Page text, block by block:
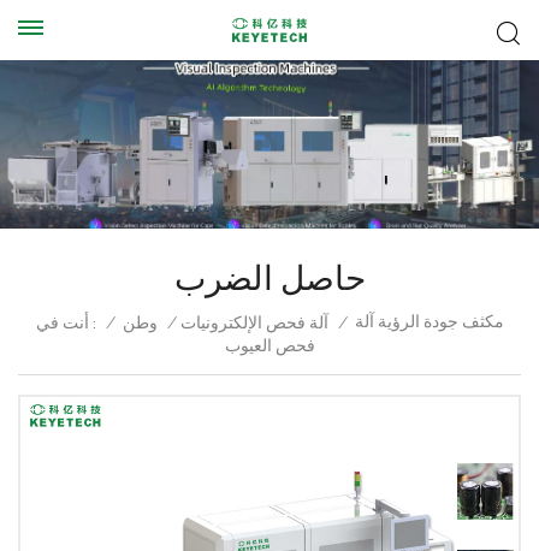
حاصل الضرب
أنت في : / وطن / آلة فحص الإلكترونيات / مكثف جودة الرؤية آلة
فحص العيوب